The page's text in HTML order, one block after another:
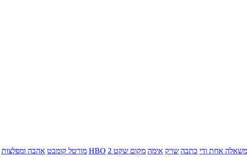
כתבה שרק אימה מקום שקט 2 HBO מורטל קומבט אהבה ומפלצות